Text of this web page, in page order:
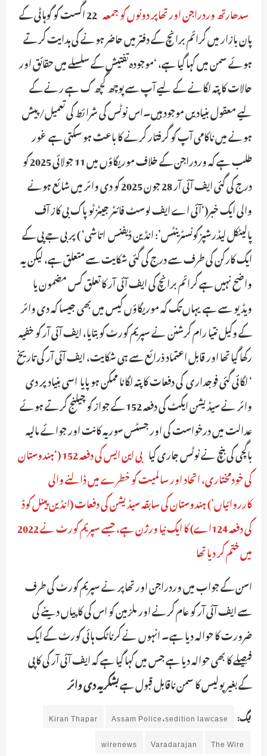
سدھارتھ وردراجن اور تھاپر دونوں کو جمعہ
22 اگست کو گوہاٹی کے
پان بازار میں کرائم برانچ کے دفتر میں حاضر ہونے کی ہدایت کرتے
ہوئے سمن میں کہا گیا ہے، ‘موجودہ تفتیش کے سلسلے میں حقائق اور
حالات کا پتہ لگانے کے لیے آپ سے پوچھ گچھ ک ہےـ رنے کے
لیے معقول بنیادیں موجود ہیں۔اس نوٹس کی شرائط کی تعمیل/ پیش
ہونے میں ناکامی آپ کو گرفتار کرنے کا باعث ہو سکتی ہےـ غور
طلب ہے کہ وردراجن کے خلاف موریگاؤں میں 11 جولائی 2025 کو
درج کی گئی ایف آئی آر 28 جون 2025 کو دی وائر میں شائع ہونے
والی ایک خبر(‘آئی اے ایف لوسٹ فائٹر جیٹز ٹو پاک بی کاز آف
پالیٹکل لیڈرشپز کونسٹرینٹس’: انڈین ڈیفنس اتاشی‘ ) پر بی جے پی کے
ایک کارکن کی طرف سے درج کی گئی شکایت سے متعلق ہے، لیکن یہ
واضح نہیں ہے کرائم برانچ کی ایف آئی آر کا تعلق کس مضمون یا
ویڈیو سے ہے ـ یہاں تک کہ موریگاؤں کیس میں بھی جیسا کہ دی وائر
کے وکیل نتیا رام کرشنن نے سپریم کورٹ کو بتایا، ایف آئی آر کو خفیہ
رکھا گیا تھا اور قابل اعتماد ذرائع سے ہی شکایت، ایف آئی آر کی تاریخ
‘ لگائی گئی فوجداری کی دفعات کا پتہ لگانا ممکن ہو پایاـ اسی بنیاد پر دی
وائر نے سیڈیشن ایکٹ کی دفعہ 152 کے جواز کو چیلنج کرتے ہوئے
عدالت میں درخواست کی اور جسٹس سوریہ کانت اور جوائے مالیہ
باگچی کی بنچ نے نوٹس جاری کیاـ
بی این ایس کی دفعہ 152 (‘ہندوستان
کی خودمختاری، اتحاد اور سالمیت کو خطرے میں ڈالنے والی
کارروائیاں’) ہندوستان کی سابقہ سیڈیشن کی دفعات (انڈین پینل کوڈ
کی دفعہ 124اے) کا ایک نیا ورژن ہے، جسے سپریم کورٹ نے 2022
میں ختم کر دیا تھا
اسن کے جواب میں وردراجن اور تھاپر نے سپریم کورٹ کی طرف
سے ایف آئی آر کو عام کرنے اور ملزمین کو اس کی کاپیاں دینے کی
ضرورت کا حوالہ دیا ہے۔ انہوں نے کرناٹک ہائی کورٹ کے ایک
فیصلے کا بھی حوالہ دیا ہے جس میں کہا گیا ہے کہ ایف آئی آر کی کاپی
کے بغیر پولیس کا سمن ناقابل قبول ہےبشکریہ دی وائر
ٹیگ: Assam Police،sedition lawcase
Kiran Thapar
The Wire
Varadarajan
wirenews